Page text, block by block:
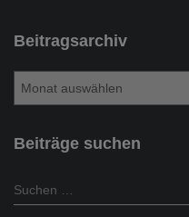
Beitragsarchiv
tBeiträge suchen
S
u
Suchen …